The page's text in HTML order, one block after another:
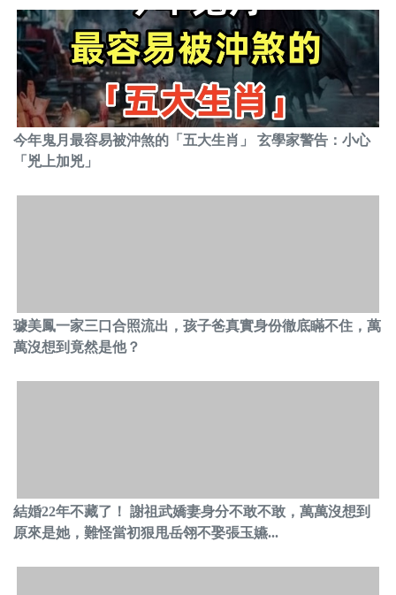
今年鬼月最容易被沖煞的「五大生肖」 玄學家警告：小心
「兇上加兇」
璩美鳳一家三口合照流出，孩子爸真實身份徹底瞞不住，萬
萬沒想到竟然是他？
結婚22年不藏了！ 謝祖武嬌妻身分不敢不敢，萬萬沒想到
原來是她，難怪當初狠甩岳翎不娶張玉嬿...